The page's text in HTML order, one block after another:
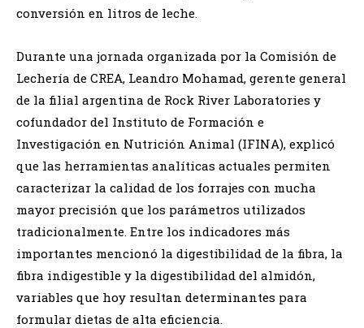
conversión en litros de leche.
Durante una jornada organizada por la Comisión de
Lechería de CREA, Leandro Mohamad, gerente general
de la filial argentina de Rock River Laboratories y
cofundador del Instituto de Formación e
Investigación en Nutrición Animal (IFINA), explicó
que las herramientas analíticas actuales permiten
caracterizar la calidad de los forrajes con mucha
mayor precisión que los parámetros utilizados
tradicionalmente. Entre los indicadores más
importantes mencionó la digestibilidad de la fibra, la
fibra indigestible y la digestibilidad del almidón,
variables que hoy resultan determinantes para
formular dietas de alta eficiencia.